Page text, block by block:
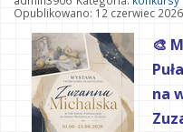
Opublikowano: 12 czerwiec 2026
🎨
na